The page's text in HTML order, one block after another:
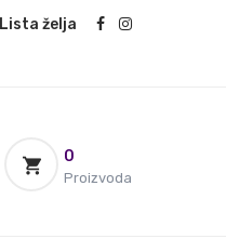
Lista želja
0
Proizvoda